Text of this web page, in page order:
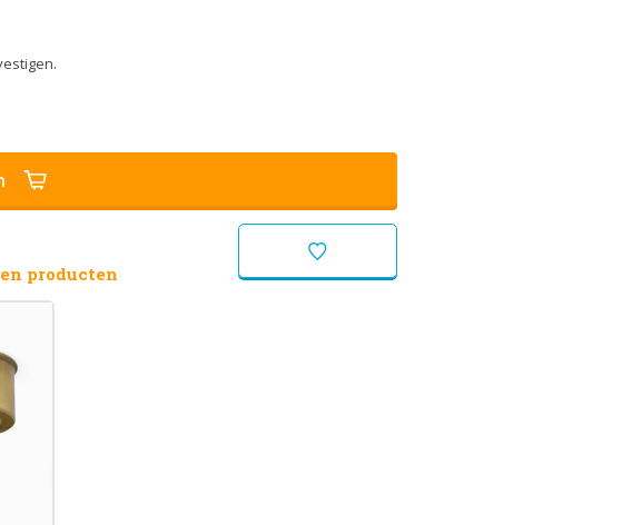
producten